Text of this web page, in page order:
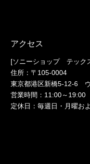
アクセス
[ソニーショップ テック
住所：〒105-0004
東京都港区新橋5-12-6
営業時間：11:00～19:00
定休日：毎週日・月曜お